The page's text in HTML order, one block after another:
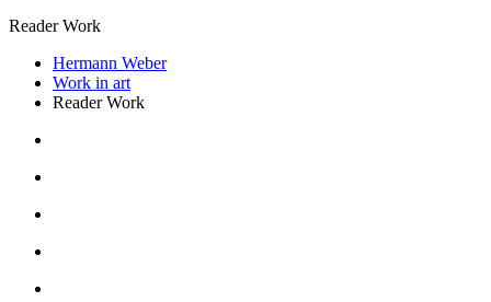
Reader Work
Hermann Weber
Work in art
Reader Work